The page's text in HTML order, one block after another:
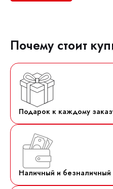
Почему стоит
Подарок к каждому
Наличный и безналичный